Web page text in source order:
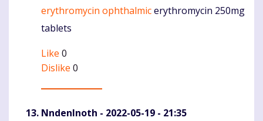
Komentaras
erythromycin ophthalmicerythromycin 250mg
tablets
Like 0
Dislike 0
NndenInoth - 2022-05-19 - 21:35